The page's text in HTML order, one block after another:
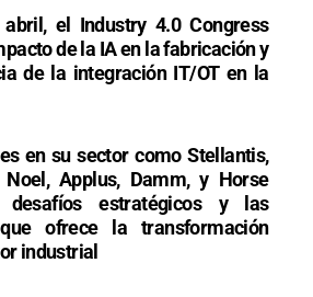
el Industry 4.0 Congress
de la IA en la fabricación y
de la integración IT/OT en la
en su sector como Stellantis,
Noel, Applus, Damm, y Horse
desafíos estratégicos y las
ofrece la transformación
industrial